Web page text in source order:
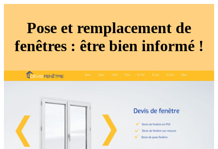
Pose et remplacement de
fenêtres : être bien informé !